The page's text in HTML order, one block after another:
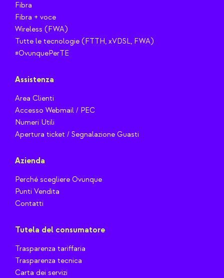
Fibra
Fibra + voce
Wireless (FWA)
Tutte le tecnologie (FTTH, xVDSL, FWA)
#OvunquePerTE
Assistenza
Area Clienti
Accesso Webmail / PEC
Numeri Utili
Apertura ticket / Segnalazione Guasti
Azienda
Perché scegliere Ovunque
Punti Vendita
Contatti
Tutela del consumatore
Trasparenza tariffaria
Trasparenza tecnica
Carta dei servizi